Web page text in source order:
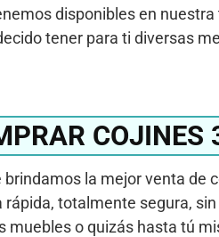
disponibles en
tener para ti diversas
brindamos la mejor venta
totalmente segura,
muebles o quizás hasta tú